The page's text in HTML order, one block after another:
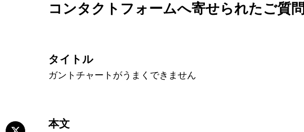
コンタクトフォームへ寄せられたご質問
タイトル
ガントチャートがうまくできません
本文